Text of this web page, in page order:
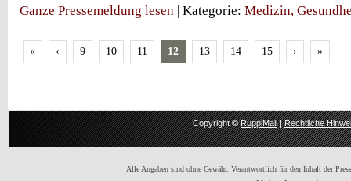
Ganze Pressemeldung lesen | Kategorie: Medizin,
« ‹ 9 10 11 12 13 14 15 › »
Copyright ©RuppiMail|Rechtliche
Alle Angaben sind ohne Gewähr. Verantwortlich für den Inhalt der